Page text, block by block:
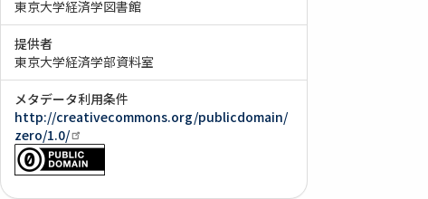
東京大学経済学図書館
提供者
東京大学経済学部資料室
メタデータ利用条件
http://creativecommons.org/publicdomain/
zero/1.0/